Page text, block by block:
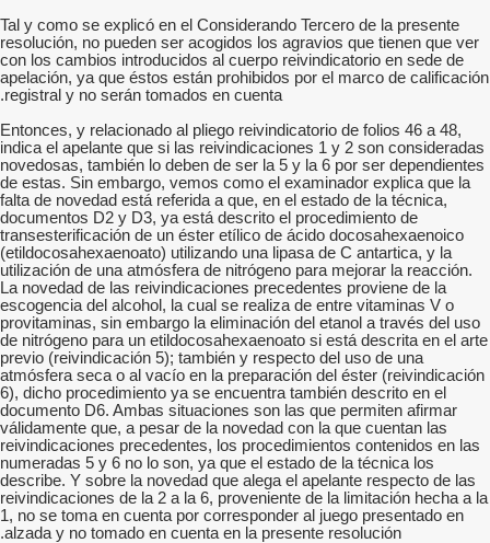
Tal y como se explicó en el Considerando Tercero de la presente
resolución, no pueden ser acogidos los agravios que tienen que ver
con los cambios introducidos al cuerpo reivindicatorio en sede de
apelación, ya que éstos están prohibidos por el marco de calificación
registral y no serán tomados en cuenta.
Entonces, y relacionado al pliego reivindicatorio de folios 46 a 48,
indica el apelante que si las reivindicaciones 1 y 2 son consideradas
novedosas, también lo deben de ser la 5 y la 6 por ser dependientes
de estas. Sin embargo, vemos como el examinador explica que la
falta de novedad está referida a que, en el estado de la técnica,
documentos D2 y D3, ya está descrito el procedimiento de
transesterificación de un éster etílico de ácido docosahexaenoico
(etildocosahexaenoato) utilizando una lipasa de C antartica, y la
utilización de una atmósfera de nitrógeno para mejorar la reacción.
La novedad de las reivindicaciones precedentes proviene de la
escogencia del alcohol, la cual se realiza de entre vitaminas V o
provitaminas, sin embargo la eliminación del etanol a través del uso
de nitrógeno para un etildocosahexaenoato si está descrita en el arte
previo (reivindicación 5); también y respecto del uso de una
atmósfera seca o al vacío en la preparación del éster (reivindicación
6), dicho procedimiento ya se encuentra también descrito en el
documento D6. Ambas situaciones son las que permiten afirmar
válidamente que, a pesar de la novedad con la que cuentan las
reivindicaciones precedentes, los procedimientos contenidos en las
numeradas 5 y 6 no lo son, ya que el estado de la técnica los
describe. Y sobre la novedad que alega el apelante respecto de las
reivindicaciones de la 2 a la 6, proveniente de la limitación hecha a la
1, no se toma en cuenta por corresponder al juego presentado en
alzada y no tomado en cuenta en la presente resolución.